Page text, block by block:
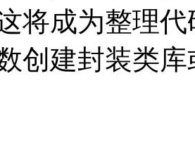
将成为整理
创建封装类